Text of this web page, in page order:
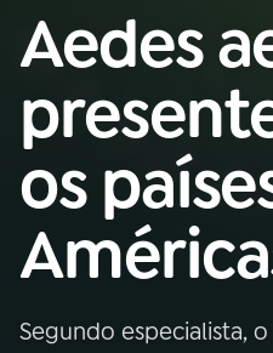
Buscar
na
Rádio
Nacional
AO
01 INÍCIO
02A RÁDIO
03PROGRAMAÇÃO
Aedes
os
Segundo especialista,